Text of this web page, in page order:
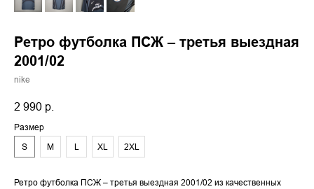
Ретро футболка ПСЖ – третья выездная
2001/02
nike
2 990 р.
Размер
S
M L XL 2XL
Ретро футболка ПСЖ – третья выездная 2001/02 из качественных